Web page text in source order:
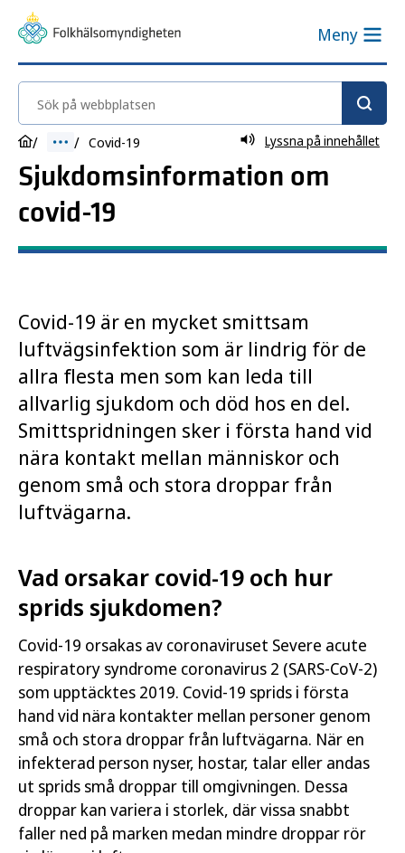
Meny
Sök på webbplatsen
Covid-19 Lyssna på innehållet
Sjukdomsinformation om
covid-19
Covid-19 är en mycket smittsam
luftvägsinfektion som är lindrig för de
allra flesta men som kan leda till
allvarlig sjukdom och död hos en del.
Smittspridningen sker i första hand vid
nära kontakt mellan människor och
genom små och stora droppar från
luftvägarna.
Vad orsakar covid-19 och hur
sprids sjukdomen?
Covid-19 orsakas av coronaviruset Severe acute
respiratory syndrome coronavirus 2 (SARS-CoV-2)
som upptäcktes 2019. Covid-19 sprids i första
hand vid nära kontakter mellan personer genom
små och stora droppar från luftvägarna. När en
infekterad person nyser, hostar, talar eller andas
ut sprids små droppar till omgivningen. Dessa
droppar kan variera i storlek, där vissa snabbt
faller ned på marken medan mindre droppar rör